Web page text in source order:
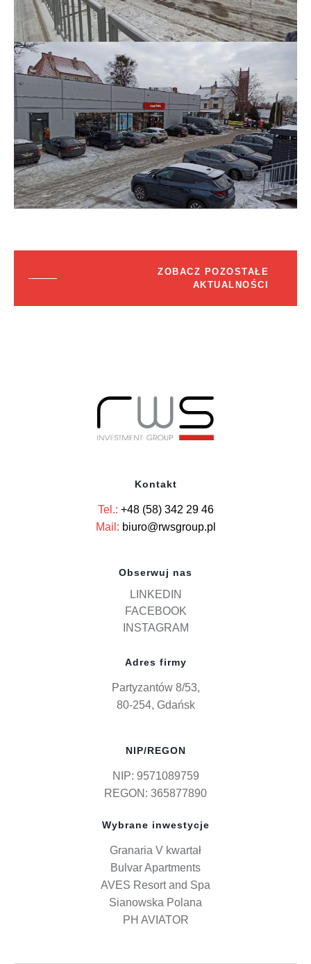
ZOBACZ POZOSTAŁE
AKTUALNOŚCI
Kontakt
Tel.: +48 (58) 342 29 46
Mail: biuro@rwsgroup.pl
Obserwuj nas
LINKEDIN
FACEBOOK
INSTAGRAM
Adres firmy
Partyzantów 8/53,
80-254, Gdańsk
NIP/REGON
NIP: 9571089759
REGON: 365877890
Wybrane inwestycje
Granaria V kwartał
Bulvar Apartments
AVES Resort and Spa
Sianowska Polana
PH AVIATOR